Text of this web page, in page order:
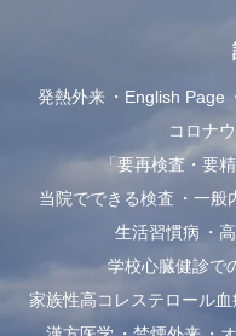
発熱外来 English Page
コロナ
「要再検査・要
当院でできる検査
一般
生活習慣病
学校心臓健診で
家族性高コレステロール血